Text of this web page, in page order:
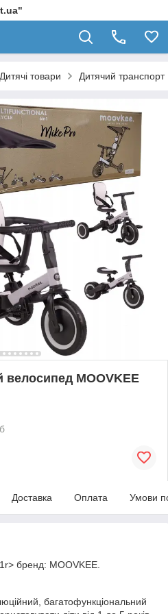
Дитячі товари Дитячий транспорт
велосипед MOOVKEE
Доставка Оплата Умови
бренд: MOOVKEE.
багатофункціональний